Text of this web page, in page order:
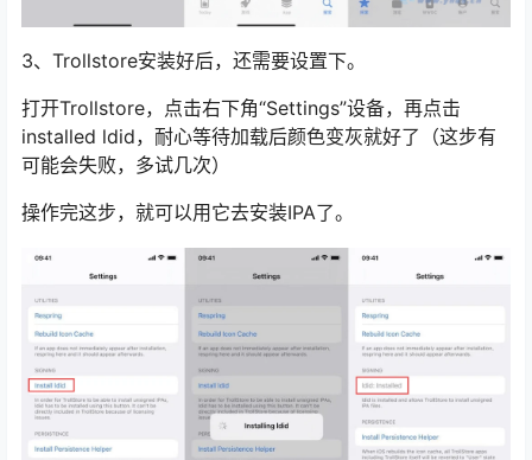
3、Trollstore安装好后，还需要设置下。
打开Trollstore，点击右下角“Settings”设备，再点击
installed ldid，耐心等待加载后颜色变灰就好了（这步有
可能会失败，多试几次）
操作完这步，就可以用它去安装IPA了。